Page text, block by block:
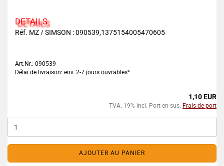
DETAILS
Réf. MZ / SIMSON : 090539,1375154005470605
Art.Nr.: 090539
Délai de livraison: env. 2-7 jours ouvrables*
1,10 EUR
TVA. 19% incl. Port en sus. Frais de port
AJOUTER AU PANIER